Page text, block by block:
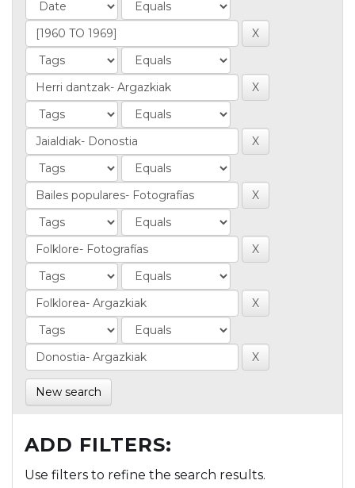
New search
ADD FILTERS:
Use filters to refine the search results.